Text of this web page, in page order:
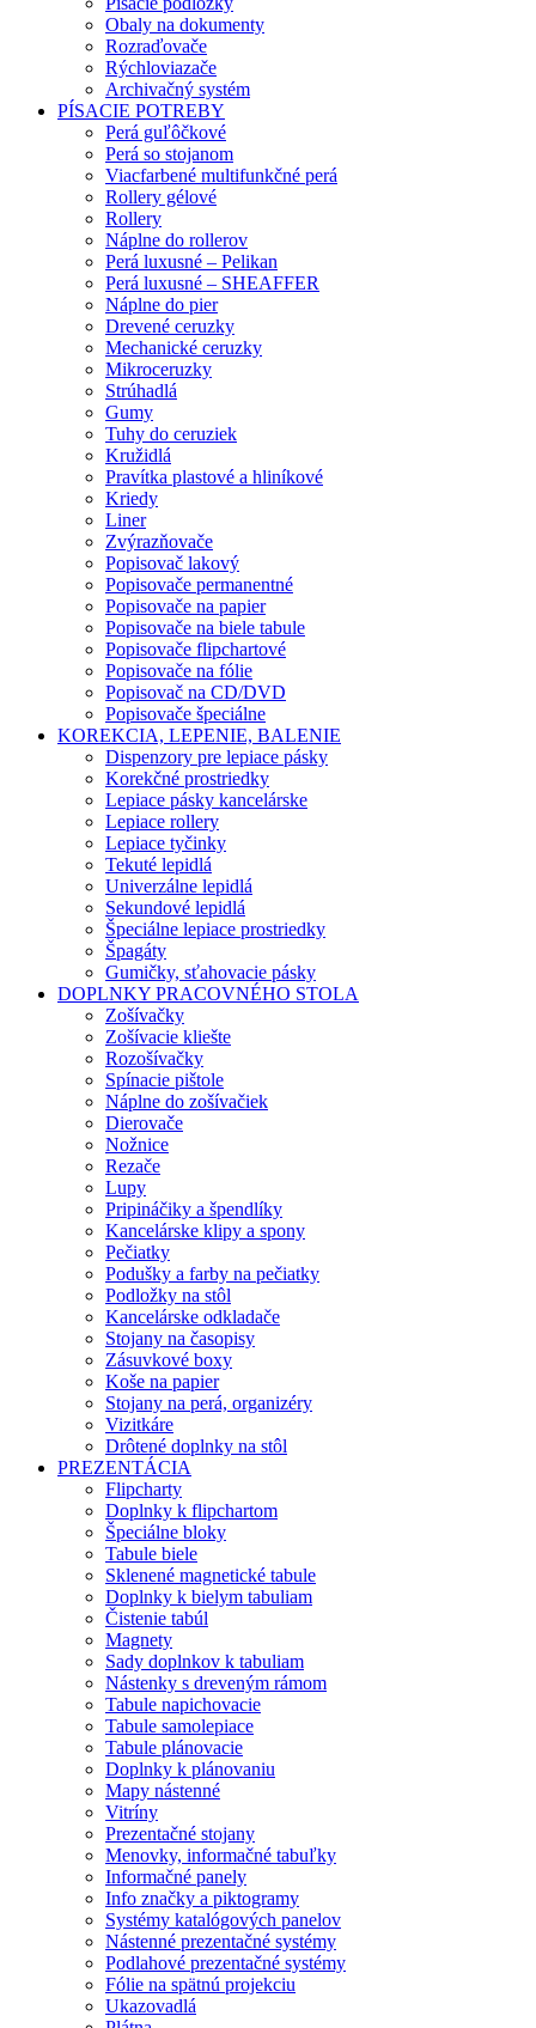
Obaly na dokumenty
Rozraďovače
Rýchloviazače
Archivačný systém
PÍSACIE POTREBY
Perá guľôčkové
Perá so stojanom
Viacfarbené multifunkčné perá
Rollery gélové
Rollery
Náplne do rollerov
Perá luxusné – Pelikan
Perá luxusné – SHEAFFER
Náplne do pier
Drevené ceruzky
Mechanické ceruzky
Mikroceruzky
Strúhadlá
Gumy
Tuhy do ceruziek
Kružidlá
Pravítka plastové a hliníkové
Kriedy
Liner
Zvýrazňovače
Popisovač lakový
Popisovače permanentné
Popisovače na papier
Popisovače na biele tabule
Popisovače flipchartové
Popisovače na fólie
Popisovač na CD/DVD
Popisovače špeciálne
KOREKCIA, LEPENIE, BALENIE
Dispenzory pre lepiace pásky
Korekčné prostriedky
Lepiace pásky kancelárske
Lepiace rollery
Lepiace tyčinky
Tekuté lepidlá
Univerzálne lepidlá
Sekundové lepidlá
Špeciálne lepiace prostriedky
Špagáty
Gumičky, sťahovacie pásky
DOPLNKY PRACOVNÉHO STOLA
Zošívačky
Zošívacie kliešte
Rozošívačky
Spínacie pištole
Náplne do zošívačiek
Dierovače
Nožnice
Rezače
Lupy
Pripináčiky a špendlíky
Kancelárske klipy a spony
Pečiatky
Podušky a farby na pečiatky
Podložky na stôl
Kancelárske odkladače
Stojany na časopisy
Zásuvkové boxy
Koše na papier
Stojany na perá, organizéry
Vizitkáre
Drôtené doplnky na stôl
PREZENTÁCIA
Flipcharty
Doplnky k flipchartom
Špeciálne bloky
Tabule biele
Sklenené magnetické tabule
Doplnky k bielym tabuliam
Čistenie tabúl
Magnety
Sady doplnkov k tabuliam
Nástenky s dreveným rámom
Tabule napichovacie
Tabule samolepiace
Tabule plánovacie
Doplnky k plánovaniu
Mapy nástenné
Vitríny
Prezentačné stojany
Menovky, informačné tabuľky
Informačné panely
Info značky a piktogramy
Systémy katalógových panelov
Nástenné prezentačné systémy
Podlahové prezentačné systémy
Fólie na spätnú projekciu
Ukazovadlá